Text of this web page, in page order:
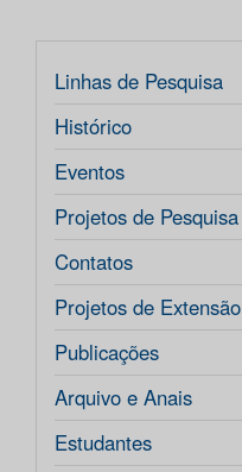
Linhas de Pesquisa
Histórico
Eventos
Projetos de Pesquisa
Contatos
Projetos de Extensão
Publicações
Arquivo e Anais
Estudantes